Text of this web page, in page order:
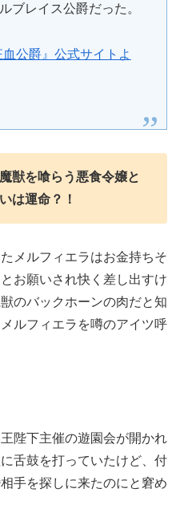
ブレイス公爵だった。
公爵』公式サイトよ
獣を喰らう悪食令嬢と
は運命？！
メルフィエラはお金持ちそ
お願いされ快く差し出すけ
のバックホーンの肉だと知
ルフィエラを噂のアイツ呼
陛下主催の遊園会が開かれ
舌鼓を打っていたけど、付
手を探しに来たのにと窘め